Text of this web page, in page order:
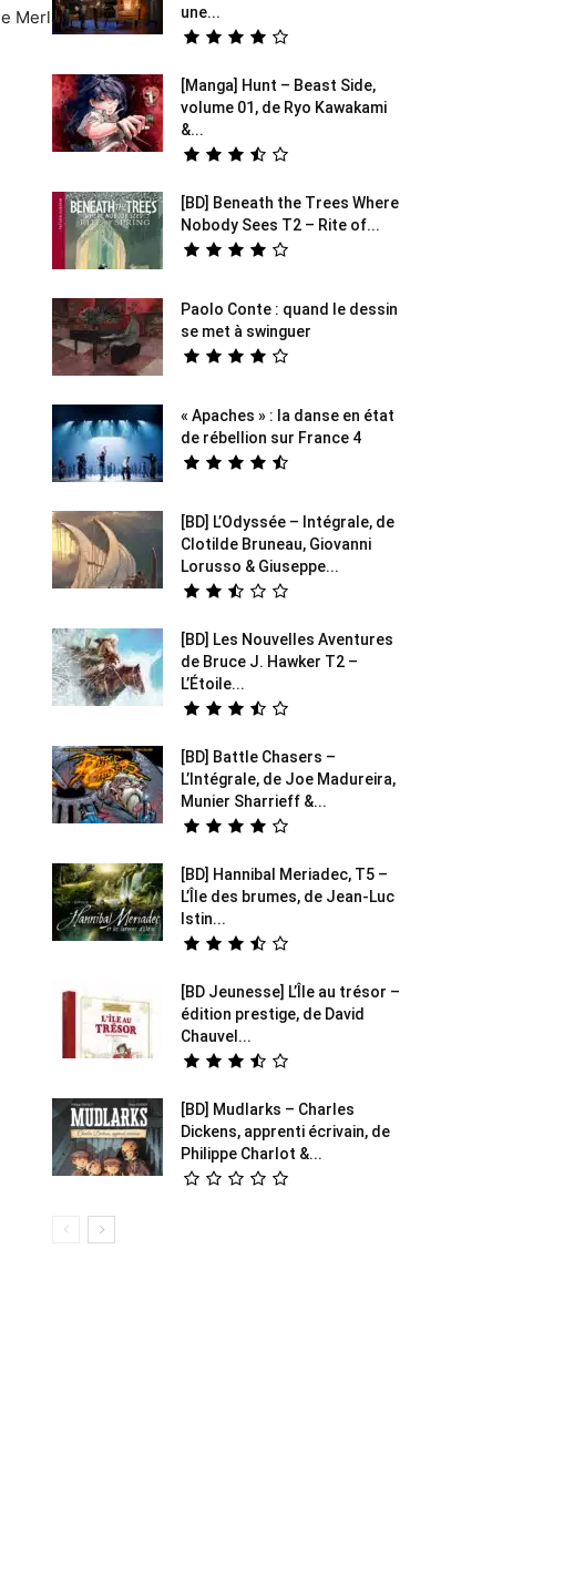
Merlant
une...
[Manga] Hunt – Beast Side,
volume 01, de Ryo Kawakami
&...
[BD] Beneath the Trees Where
Nobody Sees T2 – Rite of...
Paolo Conte : quand le dessin
se met à swinguer
« Apaches » : la danse en état
de rébellion sur France 4
[BD] L’Odyssée – Intégrale, de
Clotilde Bruneau, Giovanni
Lorusso & Giuseppe...
[BD] Les Nouvelles Aventures
de Bruce J. Hawker T2 –
L’Étoile...
[BD] Battle Chasers –
L’Intégrale, de Joe Madureira,
Munier Sharrieff &...
[BD] Hannibal Meriadec, T5 –
L’Île des brumes, de Jean-Luc
Istin...
[BD Jeunesse] L’Île au trésor –
édition prestige, de David
Chauvel...
[BD] Mudlarks – Charles
Dickens, apprenti écrivain, de
Philippe Charlot &...